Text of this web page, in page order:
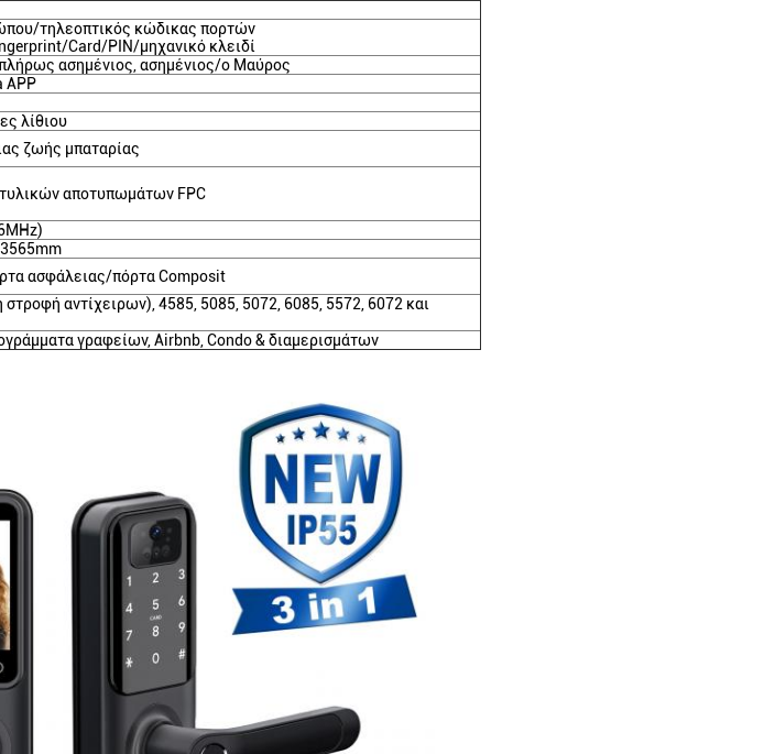
τηλεοπτικός κώδικας πορτών
Card/PIN/μηχανικό κλειδί
ασημένιος, ασημένιος/ο Μαύρος
APP
λίθιου
ζωής μπαταρίας
αποτυπωμάτων FPC
3565mm
ασφάλειας/πόρτα Composit
στροφή αντίχειρων), 4585, 5085, 5072, 6085, 5572, 6072 και
γραφείων, Airbnb, Condo & διαμερισμάτων